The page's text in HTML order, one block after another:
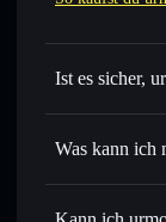
Ist es sicher,
urmom
Was kann ich
urmom
Sofort